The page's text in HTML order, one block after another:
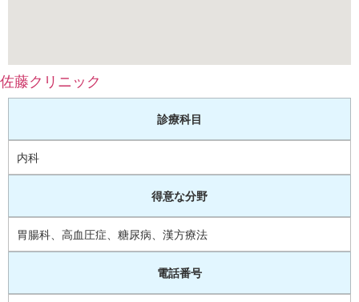
佐藤クリニック
診療科目
内科
得意な分野
胃腸科、高血圧症、糖尿病、漢方療法
電話番号